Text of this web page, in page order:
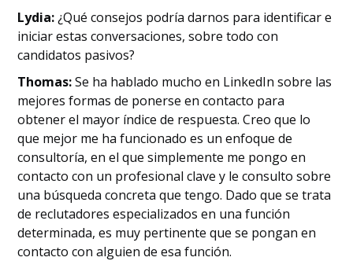
Lydia:¿Qué consejos podría darnos para identificar e
iniciar estas conversaciones, sobre todo con
candidatos pasivos?
Thomas:Se ha hablado mucho en LinkedIn sobre las
mejores formas de ponerse en contacto para
obtener el mayor índice de respuesta. Creo que lo
que mejor me ha funcionado es un enfoque de
consultoría, en el que simplemente me pongo en
contacto con un profesional clave y le consulto sobre
una búsqueda concreta que tengo. Dado que se trata
de reclutadores especializados en una función
determinada, es muy pertinente que se pongan en
contacto con alguien de esa función.